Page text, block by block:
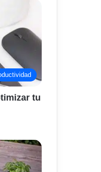
tu